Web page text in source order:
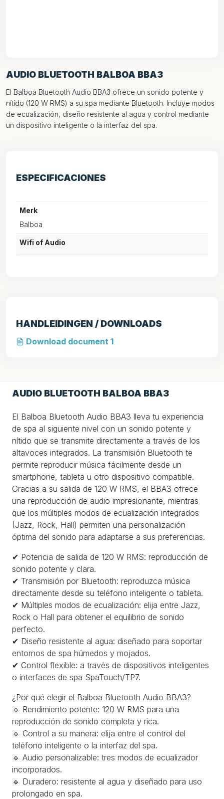
AUDIO BLUETOOTH BALBOA BBA3
El Balboa Bluetooth Audio BBA3 ofrece un sonido potente y
nítido (120 W RMS) a su spa mediante Bluetooth. Incluye modos
de ecualización, diseño resistente al agua y control mediante
un dispositivo inteligente o la interfaz del spa.
ESPECIFICACIONES
Merk
Balboa
Wifi of Audio
HANDLEIDINGEN / DOWNLOADS
Download document 1
AUDIO BLUETOOTH BALBOA BBA3
El Balboa Bluetooth Audio BBA3 lleva tu experiencia
de spa al siguiente nivel con un sonido potente y
nítido que se transmite directamente a través de los
altavoces integrados. La transmisión Bluetooth te
permite reproducir música fácilmente desde un
smartphone, tableta u otro dispositivo compatible.
Gracias a su salida de 120 W RMS, el BBA3 ofrece
una reproducción de audio impresionante, mientras
que los múltiples modos de ecualización integrados
(Jazz, Rock, Hall) permiten una personalización
óptima del sonido para adaptarse a sus preferencias.
✔ Potencia de salida de 120 W RMS: reproducción de
sonido potente y clara.
✔ Transmisión por Bluetooth: reproduzca música
directamente desde su teléfono inteligente o tableta.
✔ Múltiples modos de ecualización: elija entre Jazz,
Rock o Hall para obtener el equilibrio de sonido
perfecto.
✔ Diseño resistente al agua: diseñado para soportar
entornos de spa húmedos y mojados.
✔ Control flexible: a través de dispositivos inteligentes
o interfaces de spa SpaTouch/TP7.
¿Por qué elegir el Balboa Bluetooth Audio BBA3?
🔹 Rendimiento potente: 120 W RMS para una
reproducción de sonido completa y rica.
🔹 Control a su manera: elija entre el control del
teléfono inteligente o la interfaz del spa.
🔹 Audio personalizable: tres modos de ecualizador
incorporados.
🔹 Duradero: resistente al agua y diseñado para uso
prolongado en spa.